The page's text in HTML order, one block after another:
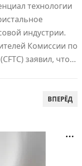
технологии
индустрии.
Комиссии по
заявил, что…
ВПЕРЁД